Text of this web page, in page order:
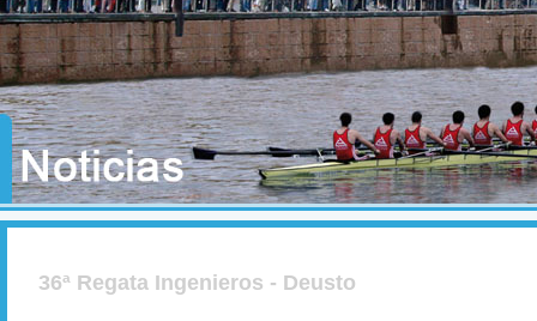
36ª Regata Ingenieros - Deusto